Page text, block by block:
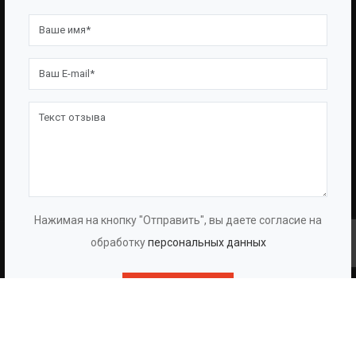
Нажимая на кнопку "Отправить", вы даете согласие на
обработкуперсональных данных
Ольга Кравченко
ТЕЛЕФОН:
EMAIL:
INFO@BAZMAN.RU
COPYRIGHT © 2026 BAZMAN